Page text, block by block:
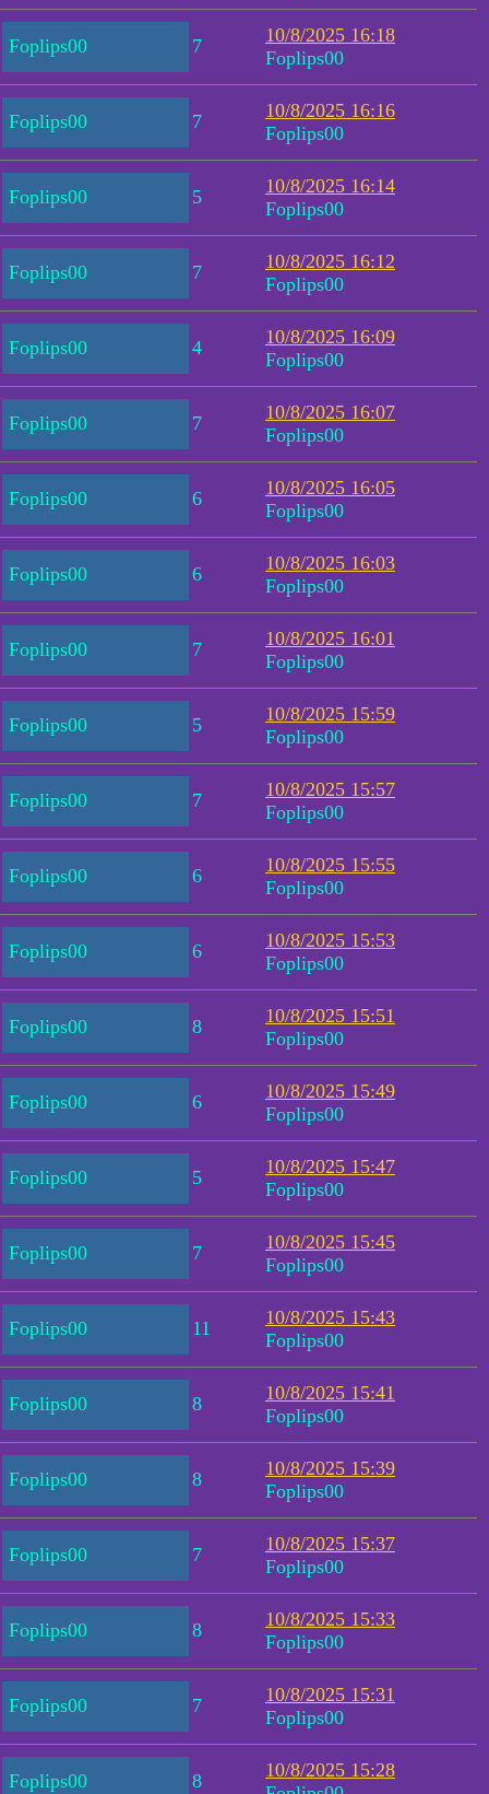
Foplips00 7
10/8/2025 16:18
Foplips00
Foplips00 7
10/8/2025 16:16
Foplips00
Foplips00 5
10/8/2025 16:14
Foplips00
Foplips00 7
10/8/2025 16:12
Foplips00
Foplips00 4
10/8/2025 16:09
Foplips00
Foplips00 7
10/8/2025 16:07
Foplips00
Foplips00 6
10/8/2025 16:05
Foplips00
Foplips00 6
10/8/2025 16:03
Foplips00
Foplips00 7
10/8/2025 16:01
Foplips00
Foplips00 5
10/8/2025 15:59
Foplips00
Foplips00 7
10/8/2025 15:57
Foplips00
Foplips00 6
10/8/2025 15:55
Foplips00
Foplips00 6
10/8/2025 15:53
Foplips00
Foplips00 8
10/8/2025 15:51
Foplips00
Foplips00 6
10/8/2025 15:49
Foplips00
Foplips00 5
10/8/2025 15:47
Foplips00
Foplips00 7
10/8/2025 15:45
Foplips00
Foplips00 11
10/8/2025 15:43
Foplips00
Foplips00 8
10/8/2025 15:41
Foplips00
Foplips00 8
10/8/2025 15:39
Foplips00
Foplips00 7
10/8/2025 15:37
Foplips00
Foplips00 8
10/8/2025 15:33
Foplips00
Foplips00 7
10/8/2025 15:31
Foplips00
Foplips00 8
10/8/2025 15:28